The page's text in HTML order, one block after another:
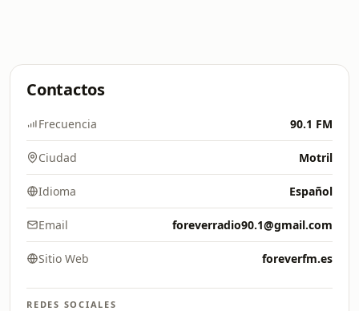
Contactos
Frecuencia 90.1 FM
Ciudad Motril
Idioma Español
Email foreverradio90.1@gmail.com
Sitio Web foreverfm.es
REDES SOCIALES